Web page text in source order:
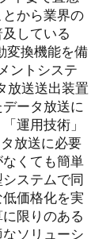
から業界の
している
変換機能を備
ントシステ
放送送出装置
ータ放送に
運用技術」
放送に必要
くても簡単
ステムで同
価格化を実
限りのある
ソリューシ